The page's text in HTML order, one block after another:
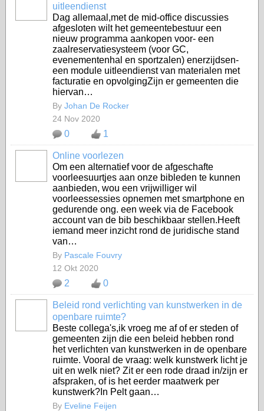
uitleendienst
Dag allemaal,met de mid-office discussies
afgesloten wilt het gemeentebestuur een
nieuw programma aankopen voor- een
zaalreservatiesysteem (voor GC,
evenementenhal en sportzalen) enerzijdsen-
een module uitleendienst van materialen met
facturatie en opvolgingZijn er gemeenten die
hiervan…
By Johan De Rocker
24 Nov 2020
0 1
Online voorlezen
Om een alternatief voor de afgeschafte
voorleesuurtjes aan onze bibleden te kunnen
aanbieden, wou een vrijwilliger wil
voorleessessies opnemen met smartphone en
gedurende ong. een week via de Facebook
account van de bib beschikbaar stellen.Heeft
iemand meer inzicht rond de juridische stand
van…
By Pascale Fouvry
12 Okt 2020
2 0
Beleid rond verlichting van kunstwerken in de
openbare ruimte?
Beste collega's,ik vroeg me af of er steden of
gemeenten zijn die een beleid hebben rond
het verlichten van kunstwerken in de openbare
ruimte. Vooral de vraag: welk kunstwerk licht je
uit en welk niet? Zit er een rode draad in/zijn er
afspraken, of is het eerder maatwerk per
kunstwerk?In Pelt gaan…
By Eveline Feijen